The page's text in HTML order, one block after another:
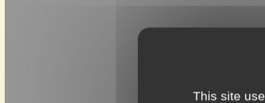
This site